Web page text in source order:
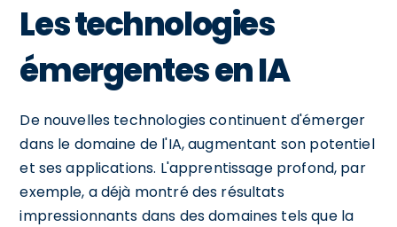
Les technologies
émergentes en IA
De nouvelles technologies continuent d'émerger
dans le domaine de l'IA, augmentant son potentiel
et ses applications. L'apprentissage profond, par
exemple, a déjà montré des résultats
impressionnants dans des domaines tels que la